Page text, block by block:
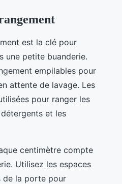
est la clé pour
une petite buanderie.
empilables pour
attente de lavage. Les
pour ranger les
et les
centimètre compte
Utilisez les espaces
de la porte pour